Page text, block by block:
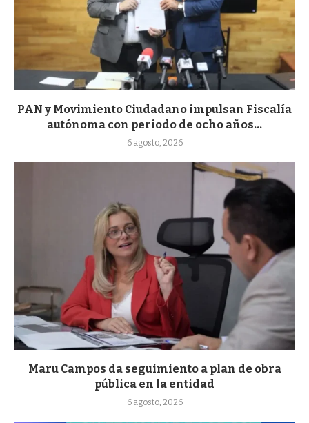
PAN y Movimiento Ciudadano impulsan Fiscalía
autónoma con periodo de ocho años...
6 agosto, 2026
Maru Campos da seguimiento a plan de obra
pública en la entidad
6 agosto, 2026